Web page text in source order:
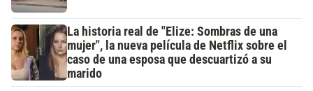
La historia real de "Elize: Sombras de una
mujer", la nueva película de Netflix sobre el
caso de una esposa que descuartizó a su
marido